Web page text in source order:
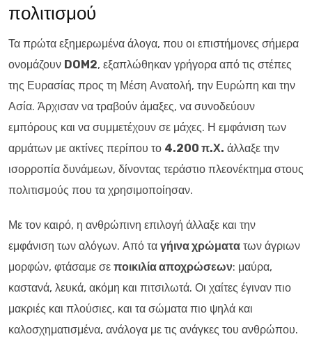
πολιτισμού
Τα πρώτα εξημερωμένα άλογα, που οι επιστήμονες σήμερα
ονομάζουν DOM2, εξαπλώθηκαν γρήγορα από τις στέπες
της Ευρασίας προς τη Μέση Ανατολή, την Ευρώπη και την
Ασία. Άρχισαν να τραβούν άμαξες, να συνοδεύουν
εμπόρους και να συμμετέχουν σε μάχες. Η εμφάνιση των
αρμάτων με ακτίνες περίπου το 4.200 π.Χ. άλλαξε την
ισορροπία δυνάμεων, δίνοντας τεράστιο πλεονέκτημα στους
πολιτισμούς που τα χρησιμοποίησαν.
Με τον καιρό, η ανθρώπινη επιλογή άλλαξε και την
εμφάνιση των αλόγων. Από τα γήινα χρώματα των άγριων
μορφών, φτάσαμε σε ποικιλία αποχρώσεων: μαύρα,
καστανά, λευκά, ακόμη και πιτσιλωτά. Οι χαίτες έγιναν πιο
μακριές και πλούσιες, και τα σώματα πιο ψηλά και
καλοσχηματισμένα, ανάλογα με τις ανάγκες του ανθρώπου.